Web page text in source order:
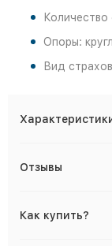
Количество
Опоры:
Вид
Отзывы
Как купить?